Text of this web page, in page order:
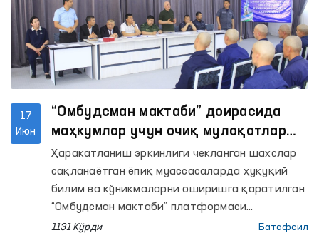
17
Июн
“Омбудсман мактаби” доирасида
маҳкумлар учун очиқ мулоқотлар
ўтказилмоқда
Ҳаракатланиш эркинлиги чекланган шахслар
сақланаётган ёпиқ муассасаларда ҳуқуқий
билим ва кўникмаларни оширишга қаратилган
“Омбудсман мактаби” платформаси
доирасидаги тадбирлар давом этмоқда.
1131 Кўрди Батафсил